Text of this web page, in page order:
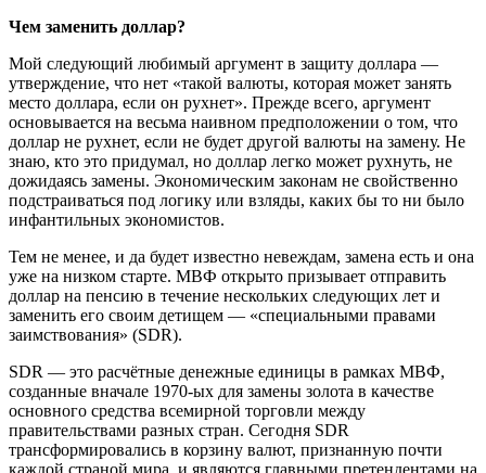
Чем заменить доллар?
Мой следующий любимый аргумент в защиту доллара —
утверждение, что нет «такой валюты, которая может занять
место доллара, если он рухнет». Прежде всего, аргумент
основывается на весьма наивном предположении о том, что
доллар не рухнет, если не будет другой валюты на замену. Не
знаю, кто это придумал, но доллар легко может рухнуть, не
дожидаясь замены. Экономическим законам не свойственно
подстраиваться под логику или взляды, каких бы то ни было
инфантильных экономистов.
Тем не менее, и да будет известно невеждам, замена есть и она
уже на низком старте. МВФ открыто призывает отправить
доллар на пенсию в течение нескольких следующих лет и
заменить его своим детищем — «специальными правами
заимствования» (SDR).
SDR — это расчётные денежные единицы в рамках МВФ,
созданные вначале 1970-ых для замены золота в качестве
основного средства всемирной торговли между
правительствами разных стран. Сегодня SDR
трансформировались в корзину валют, признанную почти
каждой страной мира, и являются главными претендентами на